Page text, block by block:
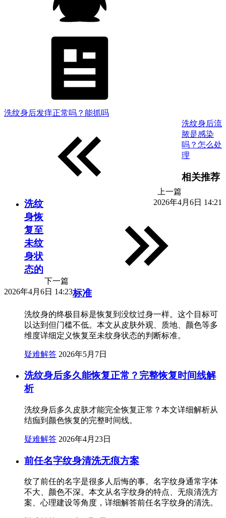
洗纹身后发痒正常吗？能抓吗
上一篇
2026年4月6日 14:21
洗纹身后流
脓是感染
吗？怎么处
理
下一篇
2026年4月6日 14:23
相关推荐
洗纹
身恢
复至
未纹
身状
态的
标准
洗纹身的终极目标是恢复到没纹过身一样。这个目标可
以达到但门槛不低。本文从皮肤外观、质地、颜色等多
维度详细定义恢复至未纹身状态的判断标准。
疑难解答 2026年5月7日
洗纹身后多久能恢复正常？完整恢复时间线解
析
洗纹身后多久皮肤才能完全恢复正常？本文详细解析从
结痂到颜色恢复的完整时间线。
疑难解答 2026年4月23日
前任名字纹身清洗无痕方案
纹了前任的名字是很多人后悔的事。名字纹身通常字体
不大、颜色不深。本文从名字纹身的特点、无痕清洗方
案、心理建设等角度，详细解答前任名字纹身的清洗。